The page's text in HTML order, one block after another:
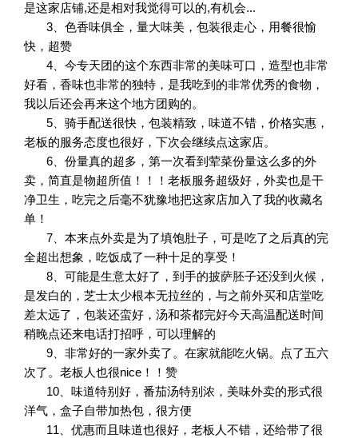
是这家店铺,还是相对我觉得可以的,有机会...
3、色香味俱全，量大味美，包装很走心，用餐很愉
快，超赞
4、今专天团的这个东西非常的美味可口，造型也非常
好看，香味也非常的独特，是我吃到的非常优秀的食物，
我以后还会再来这个地方团购的。
5、骑手配送很快，包装精致，味道不错，价格实惠，
老板的服务态度也很好，下次会继续点这家店。
6、份量真的超多，第一次看到荤菜份量这么多的外
卖，简直是物超所值！！！老板服务超级好，外卖也是干
净卫生，吃完之后毫不犹豫地把这家店加入了我的收藏名
单！
7、本来点外卖是为了填饱肚子，可是吃了之后真的完
全超出想象，吃饭成了一种十足的享受！
8、可能是生意太好了，到手的披萨胚子还没到火候，
是发白的，芝士太少根本无拉丝的，与之前外买和店堂吃
差太远了，包装还蛮好，汤和茶都完好今天高温配送时间
稍晚点还来电话打招呼，可以理解的
9、非常好的一家外卖了。在家就能吃火锅。点了五六
次了。老板人也很nice！！赞
10、味道特别好，番茄汤特别浓，美味外卖的形式很
洋气，盒子自带加热包，很方便
11、优惠而且味道也很好，老板人不错，还给带了很